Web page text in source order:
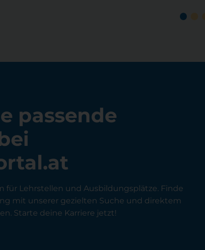
passende
für Lehrstellen und Ausbildungsplätze. Finde
mit unserer gezielten Suche und direktem
Starte deine Karriere jetzt!